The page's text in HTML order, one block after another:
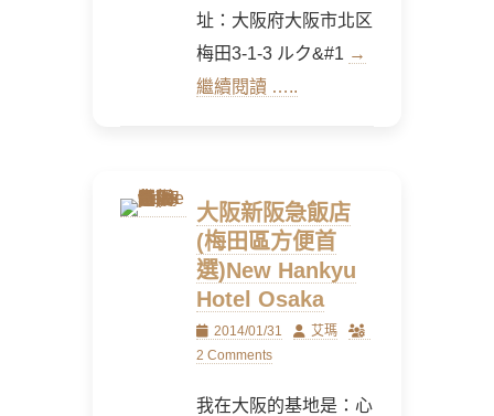
址：大阪府大阪市北区
梅田3-1-3 ルク&#1 →
繼續閱讀 …..
大阪新阪急飯店
(梅田區方便首
選)New Hankyu
Hotel Osaka
Posted
on
2014/01/31 Author
艾瑪
2 Comments
我在大阪的基地是：心